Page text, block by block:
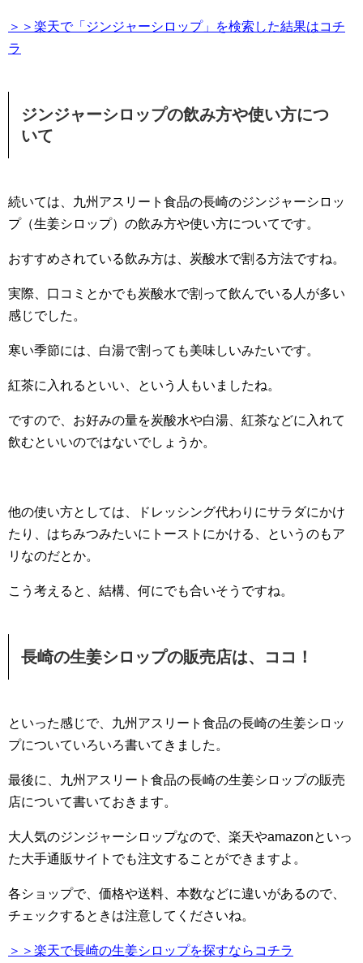
＞＞楽天で「ジンジャーシロップ」を検索した結果はコチ
ラ
ジンジャーシロップの飲み方や使い方につ
いて
続いては、九州アスリート食品の長崎のジンジャーシロッ
プ（生姜シロップ）の飲み方や使い方についてです。
おすすめされている飲み方は、炭酸水で割る方法ですね。
実際、口コミとかでも炭酸水で割って飲んでいる人が多い
感じでした。
寒い季節には、白湯で割っても美味しいみたいです。
紅茶に入れるといい、という人もいましたね。
ですので、お好みの量を炭酸水や白湯、紅茶などに入れて
飲むといいのではないでしょうか。
他の使い方としては、ドレッシング代わりにサラダにかけ
たり、はちみつみたいにトーストにかける、というのもア
リなのだとか。
こう考えると、結構、何にでも合いそうですね。
長崎の生姜シロップの販売店は、ココ！
といった感じで、九州アスリート食品の長崎の生姜シロッ
プについていろいろ書いてきました。
最後に、九州アスリート食品の長崎の生姜シロップの販売
店について書いておきます。
大人気のジンジャーシロップなので、楽天やamazonといっ
た大手通販サイトでも注文することができますよ。
各ショップで、価格や送料、本数などに違いがあるので、
チェックするときは注意してくださいね。
＞＞楽天で長崎の生姜シロップを探すならコチラ